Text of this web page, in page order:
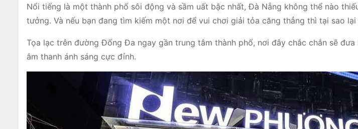
Nổi tiếng là một thành phố sôi động và sầm uất bậc nhất, Đà Nẵng không thể nào
tưởng. Và nếu bạn đang tìm kiếm một nơi để vui chơi giải tỏa căng thẳng thì tại sao
Tọa lạc trên đường Đống Đa ngay gần trung tâm thành phố, nơi đây chắc chắn sẽ
âm thanh ánh sáng cực đỉnh.